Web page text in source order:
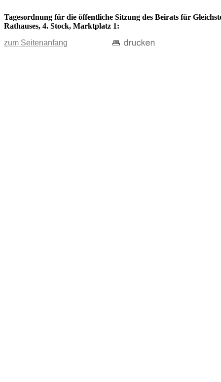
Tagesordnung für die öffentliche Sitzung des Beirats für
Rathauses, 4. Stock, Marktplatz 1:
zum Seitenanfang